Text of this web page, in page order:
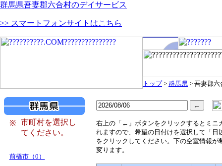
群馬県吾妻郡六合村のデイサービス
>> スマートフォンサイトはこちら
トップ> 群馬県 > 吾妻郡六
※
市町村を選択し
てください。
前橋市（0）
右上の「←」ボタンをクリックするとミニ
れますので、希望の日付けを選択して「日
をクリックしてください。下の空室情報が
変ります。